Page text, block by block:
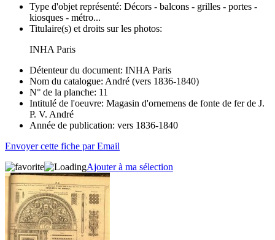
Type d'objet représenté: Décors - balcons - grilles - portes -
kiosques - métro...
Titulaire(s) et droits sur les photos:
INHA Paris
Détenteur du document: INHA Paris
Nom du catalogue: André (vers 1836-1840)
N° de la planche: 11
Intitulé de l'oeuvre: Magasin d'ornemens de fonte de fer de J.
P. V. André
Année de publication: vers 1836-1840
Envoyer cette fiche par Email
Ajouter à ma sélection